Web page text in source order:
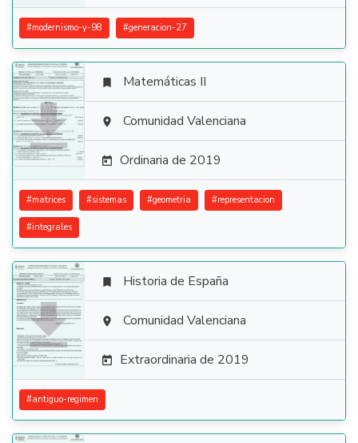
#modernismo-y-98 #generacion-27

 Matemáticas II
 Comunidad Valenciana
 Ordinaria de 2019
#matrices #sistemas #geometria #representacion
#integrales

 Historia de España
 Comunidad Valenciana
 Extraordinaria de 2019
#antiguo-regimen